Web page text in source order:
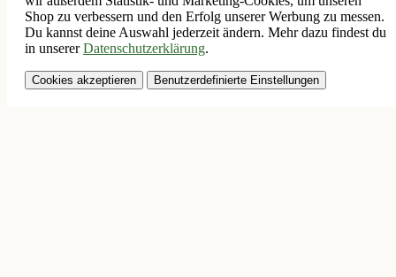
Shop zu verbessern und den Erfolg unserer Werbung zu messen.
Du kannst deine Auswahl jederzeit ändern. Mehr dazu findest du
in unsererDatenschutzerklärung.
Cookies akzeptieren Benutzerdefinierte Einstellungen